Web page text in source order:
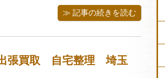
≫ 記事の続きを読む
張買取 自宅整理 埼玉